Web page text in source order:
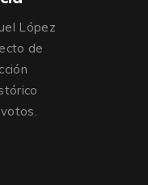
López
de